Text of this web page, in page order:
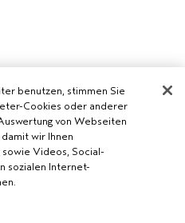
benutzen, stimmen Sie
Cookies oder anderer
von Webseiten
wir Ihnen
Videos, Social-
sozialen Internet-